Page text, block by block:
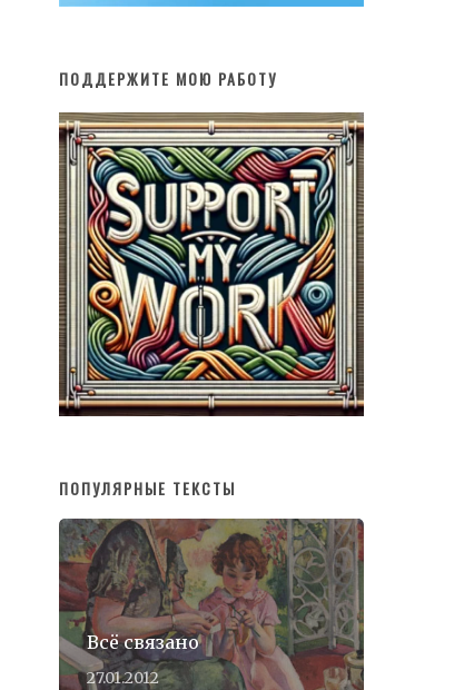
ПОДДЕРЖИТЕ МОЮ РАБОТУ
ПОПУЛЯРНЫЕ ТЕКСТЫ
Всё связано
27.01.2012